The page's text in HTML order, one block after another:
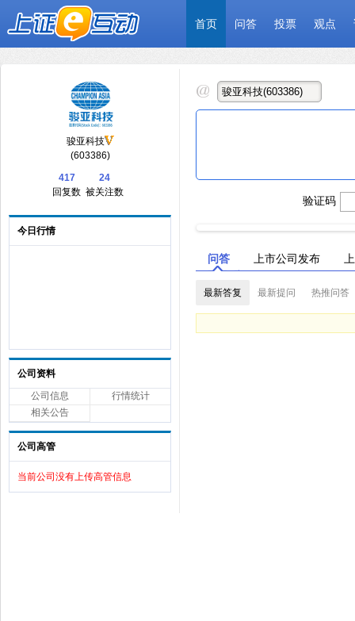
首页 问答 投票 观点
骏亚科技
(603386)
417
回复数
24
被关注数
今日行情
公司资料
公司信息
行情统计
相关公告
公司高管
当前公司没有上传高管信息
验证码
问答 上市公司发布
最新答复 最新提问 热推问答